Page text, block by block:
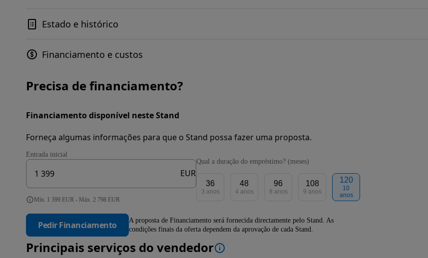
Estado e histórico
Financiamento e custos
Precisa de financiamento?
Financiamento disponível neste Stand
Forneça algumas informações para que o Stand possa fazer uma proposta.
Entrada inicial
EUR
Mín. 1 399 EUR - Máx. 2 798 EUR
Qual a duração do empréstimo? (meses)
36
3 anos
48
4 anos
96
8 anos
108
9 anos
120
10
anos
Pedir Financiamento
A proposta de Financiamento será fornecida directamente pelo Stand. As
condições finais da oferta dependem da aprovação de cada Stand.
Principais serviços do vendedor